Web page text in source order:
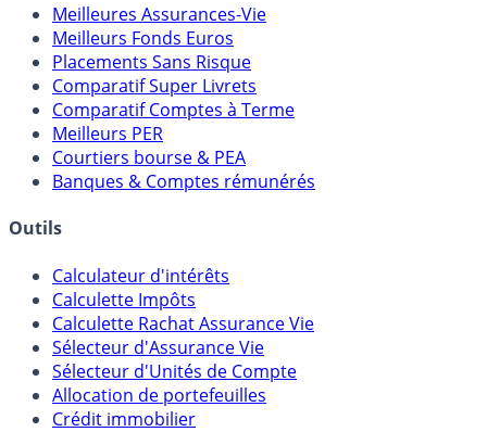
Meilleures Assurances-Vie
Meilleurs Fonds Euros
Placements Sans Risque
Comparatif Super Livrets
Comparatif Comptes à Terme
Meilleurs PER
Courtiers bourse & PEA
Banques & Comptes rémunérés
Outils
Calculateur d'intérêts
Calculette Impôts
Calculette Rachat Assurance Vie
Sélecteur d'Assurance Vie
Sélecteur d'Unités de Compte
Allocation de portefeuilles
Crédit immobilier